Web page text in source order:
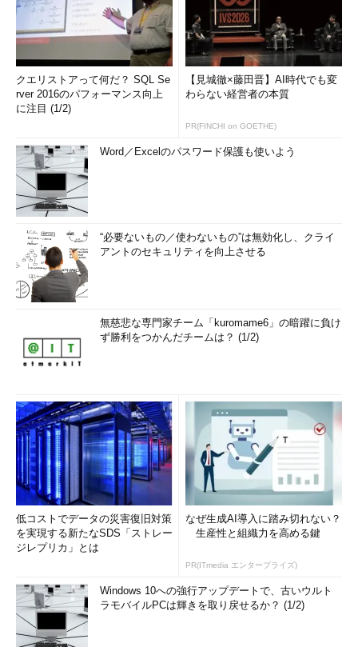
する過程で複数の互換性のない方式がいったんは正式な仕様とな
ったからだ。ここでは、USB PDの成立過程を見ていくことで、
何が正式な仕様で何が現在の仕様でないのかを解説する。
USB PDの仕様書は、大きく「Revision」（リビジョン、版）
で区別される。「USB PD 3.0」という名称は、「USB Power
Delivery Revision 3.0」という仕様書に対応する。また、同じリ
ビジョン内で改訂が行われた場合には仕様書のバージョンが上が
る。
例えば、最新のUSB PDの仕様書は前述の通り「USB Power
Delivery Revision 3.0 Ver.1.2」である。一部のインターネット記
あるが、仕様書からいえば、この表記は正しくない。なお、本記
事では、USB PDのリビジョンに関して「USB PD 3.0」（USB
PD Rev:3.0）といった表記を行う。
3.0（2008年）が発表された後であり、USB 3.1（2013年）にな
る前の年である。この時点でUSB Type-C（2014年）はまだ決ま
っていなかった。USB PD 1.0は、USB2.0／3.0のType-A／Bコネ
クエリストアって何だ？ SQL Se
rver 2016のパフォーマンス向上
に注目 (1/2)
【見城徹×藤田晋】AI時代でも変
わらない経営者の本質
PR(FINCHI on GOETHE)
Word／Excelのパスワード保護も使いよう
“必要ないもの／使わないもの”は無効化し、クライ
アントのセキュリティを向上させる
無慈悲な専門家チーム「kuromame6」の暗躍に負け
ず勝利をつかんだチームは？ (1/2)
低コストでデータの災害復旧対策
を実現する新たなSDS「ストレー
ジレプリカ」とは
なぜ生成AI導入に踏み切れない？
生産性と組織力を高める鍵
PR(ITmedia エンタープライズ)
Windows 10への強行アップデートで、古いウルト
ラモバイルPCは輝きを取り戻せるか？ (1/2)